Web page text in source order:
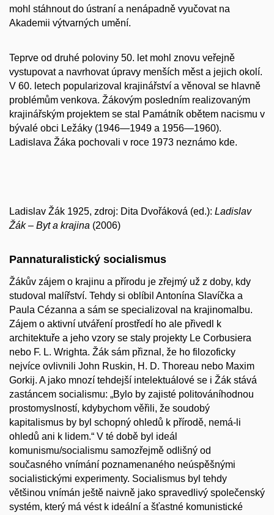
mohl stáhnout do ústraní a nenápadně vyučovat na
Akademii výtvarných umění.
Teprve od druhé poloviny 50. let mohl znovu veřejně
vystupovat a navrhovat úpravy menších měst a jejich okolí.
V 60. letech popularizoval krajinářství a věnoval se hlavně
problémům venkova. Žákovým posledním realizovaným
krajinářským projektem se stal Památník obětem nacismu v
bývalé obci Ležáky (1946―1949 a 1956―1960).
Ladislava Žáka pochovali v roce 1973 neznámo kde.
Ladislav Žák 1925, zdroj: Dita Dvořáková (ed.): Ladislav
Žák – Byt a krajina (2006)
Pannaturalistický socialismus
Žákův zájem o krajinu a přírodu je zřejmý už z doby, kdy
studoval malířství. Tehdy si oblíbil Antonína Slavíčka a
Paula Cézanna a sám se specializoval na krajinomalbu.
Zájem o aktivní utváření prostředí ho ale přivedl k
architektuře a jeho vzory se staly projekty Le Corbusiera
nebo F. L. Wrighta. Žák sám přiznal, že ho filozoficky
nejvíce ovlivnili John Ruskin, H. D. Thoreau nebo Maxim
Gorkij. A jako mnozí tehdejší intelektuálové se i Žák stává
zastáncem socialismu: „Bylo by zajisté politováníhodnou
prostomyslností, kdybychom věřili, že soudobý
kapitalismus by byl schopný ohledů k přírodě, nemá-li
ohledů ani k lidem.“ V té době byl ideál
komunismu/socialismu samozřejmě odlišný od
současného vnímání poznamenaného neúspěšnými
socialistickými experimenty. Socialismus byl tehdy
většinou vnímán ještě naivně jako spravedlivý společenský
systém, který má vést k ideální a šťastné komunistické